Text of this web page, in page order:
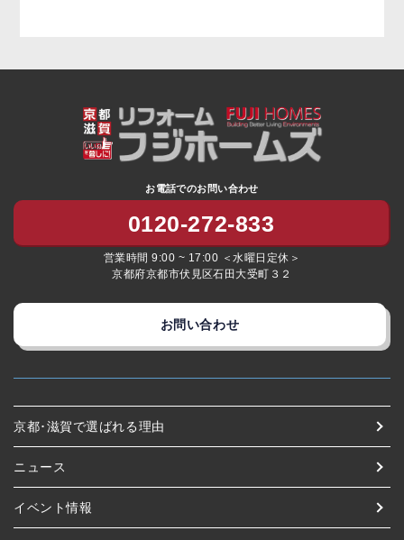
お電話でのお問い合わせ
0120-272-833
営業時間 9:00 ~ 17:00 ＜水曜日定休＞
京都府京都市伏見区石田大受町３２
お問い合わせ
京都･滋賀で選ばれる理由
ニュース
イベント情報